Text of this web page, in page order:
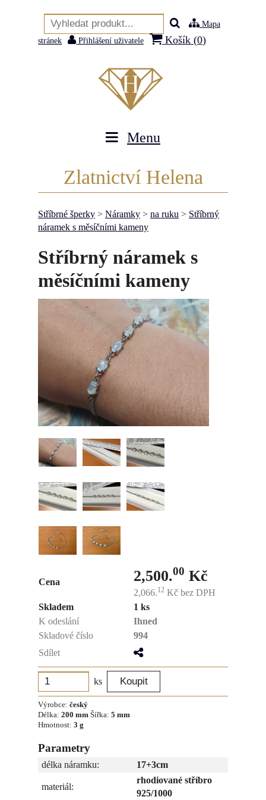
Mapa
stránek
Přihlášení uživatele Košík (0)
Menu
Zlatnictví Helena
Stříbrné šperky > Náramky > na ruku > Stříbrný
náramek s měsíčními kameny
Stříbrný náramek s
měsíčními kameny
Cena 2,500.00 Kč
2,066.12 Kč bez DPH
Skladem
1 ks
K odeslání
Ihned
Skladové číslo
994
Sdílet
ks
Výrobce: český
Délka: 200 mm Šířka: 5 mm
Hmotnost: 3 g
Parametry
délka náramku: 17+3cm
materiál:
rhodiované stříbro
925/1000